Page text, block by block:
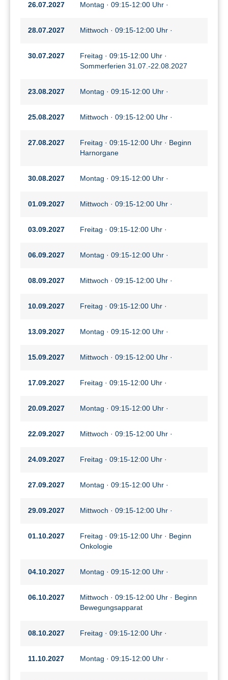
26.07.2027 Montag · 09:15-12:00 Uhr ·
28.07.2027 Mittwoch · 09:15-12:00 Uhr ·
30.07.2027
Freitag · 09:15-12:00 Uhr ·
Sommerferien 31.07.-22.08.2027
23.08.2027 Montag · 09:15-12:00 Uhr ·
25.08.2027 Mittwoch · 09:15-12:00 Uhr ·
27.08.2027
Freitag · 09:15-12:00 Uhr · Beginn
Harnorgane
30.08.2027 Montag · 09:15-12:00 Uhr ·
01.09.2027 Mittwoch · 09:15-12:00 Uhr ·
03.09.2027 Freitag · 09:15-12:00 Uhr ·
06.09.2027 Montag · 09:15-12:00 Uhr ·
08.09.2027 Mittwoch · 09:15-12:00 Uhr ·
10.09.2027 Freitag · 09:15-12:00 Uhr ·
13.09.2027 Montag · 09:15-12:00 Uhr ·
15.09.2027 Mittwoch · 09:15-12:00 Uhr ·
17.09.2027 Freitag · 09:15-12:00 Uhr ·
20.09.2027 Montag · 09:15-12:00 Uhr ·
22.09.2027 Mittwoch · 09:15-12:00 Uhr ·
24.09.2027 Freitag · 09:15-12:00 Uhr ·
27.09.2027 Montag · 09:15-12:00 Uhr ·
29.09.2027 Mittwoch · 09:15-12:00 Uhr ·
01.10.2027
Freitag · 09:15-12:00 Uhr · Beginn
Onkologie
04.10.2027 Montag · 09:15-12:00 Uhr ·
06.10.2027
Mittwoch · 09:15-12:00 Uhr · Beginn
Bewegungsapparat
08.10.2027 Freitag · 09:15-12:00 Uhr ·
11.10.2027 Montag · 09:15-12:00 Uhr ·